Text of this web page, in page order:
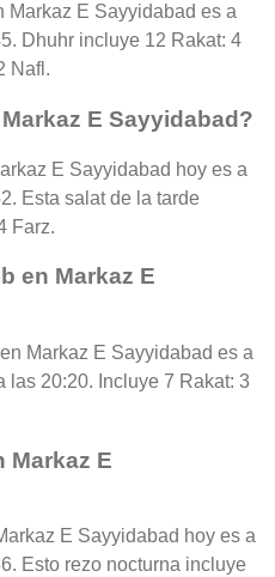
Markaz E Sayyidabad es a
Dhuhr incluye 12 Rakat: 4
Nafl.
E Sayyidabad?
E Sayyidabad hoy es a
Esta salat de la tarde
Farz.
en Markaz E
Markaz E Sayyidabad es a
las 20:20. Incluye 7 Rakat: 3
Markaz E
E Sayyidabad hoy es a
Esto rezo nocturna incluye